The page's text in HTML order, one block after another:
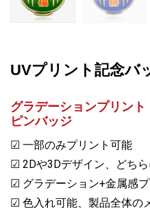
UVプリント記念バ
グラデーションプリント
ピンバッジ
☑ 一部のみプリント可能
☑ 2Dや3Dデザイン、どち
☑ グラデーション+金属感
☑ 色入れ可能、製品全体の